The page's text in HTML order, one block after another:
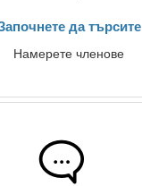
да търсите
Намерете членове